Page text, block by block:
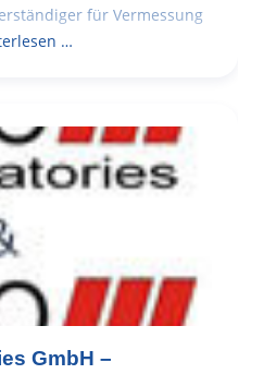
für Vermessung
…
GmbH –